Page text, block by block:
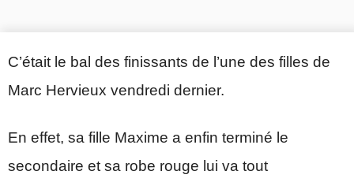
C’était le bal des finissants de l’une des filles de
Marc Hervieux vendredi dernier.
En effet, sa fille Maxime a enfin terminé le
secondaire et sa robe rouge lui va tout